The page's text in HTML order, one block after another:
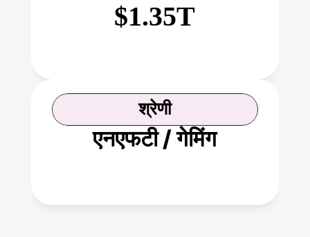
$1.35T
श्रेणी
एनएफटी / गेमिंग